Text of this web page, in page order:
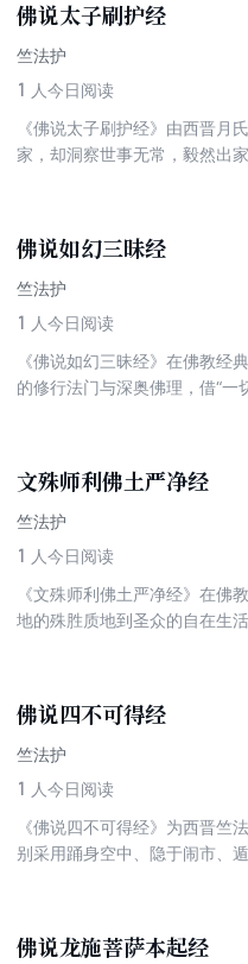
佛说太子刷护经
竺法护
1 人今日阅读
《佛说太子刷护经》由西晋月
家，却洞察世事无常，毅然出
佛说如幻三昧经
竺法护
1 人今日阅读
《佛说如幻三昧经》在佛教经
的修行法门与深奥佛理，借“
文殊师利佛土严净经
竺法护
1 人今日阅读
《文殊师利佛土严净经》在佛
地的殊胜质地到圣众的自在生
佛说四不可得经
竺法护
1 人今日阅读
《佛说四不可得经》为西晋竺
别采用踊身空中、隐于闹市、
佛说龙施菩萨本起经